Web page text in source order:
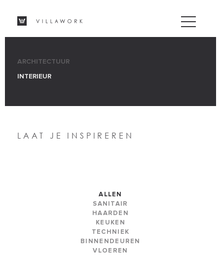
ARCHITECTUUR
INTERIEUR
LAAT JE INSPIREREN
ALLEN
SANITAIR
HAARDEN
KEUKEN
TECHNIEK
BINNENDEUREN
VLOEREN